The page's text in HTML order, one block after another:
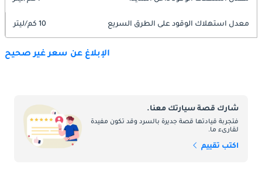
معدل استهلاك الوقود على الطرق السريع 10 كم/ليتر
الإبلاغ عن سعر غير صحيح
شارك قصة سيارتك معنا.
فتجربة قيادتها قصة جديرة بالسرد وقد تكون مفيدة
لقارىء ما.
اكتب تقييم